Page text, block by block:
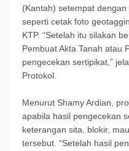
(Kantah) setempat
seperti cetak foto
KTP. “Setelah itu silakan
Pembuat Akta Tanah atau
pengecekan sertipikat,”
Protokol.
Menurut Shamy Ardian,
apabila hasil pengecekan
keterangan sita, blokir,
tersebut. “Setelah hasil